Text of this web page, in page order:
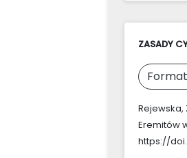
ZASADY
Rejewska,
Eremitów
https://